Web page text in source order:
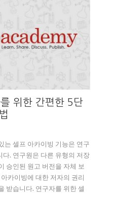
위한 간편한 5단
는 셀프 아카이빙 기능은 연구
. 연구원은 다른 유형의 저장
승인된 원고 버전을 자체 보
카이빙에 대한 저자의 권리
받습니다. 연구자를 위한 셀